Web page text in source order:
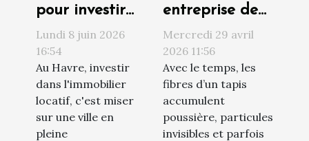
pour investir
sereinement
au Havre ?
Lundi 8 juin 2026
16:54
Au Havre, investir
dans l'immobilier
locatif, c'est miser
sur une ville en
pleine
entreprise de
confiance pour
le nettoyage
de vos tapis à
Toulouse
Mercredi 29 avril
2026 11:56
Avec le temps, les
fibres d’un tapis
accumulent
poussière, particules
invisibles et parfois